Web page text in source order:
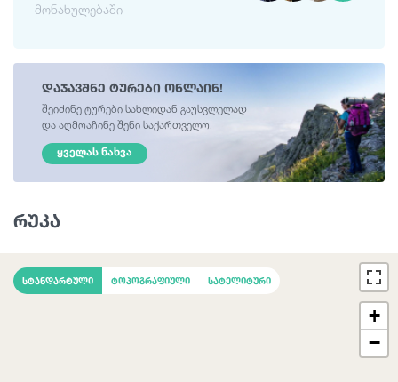
მონახულებაში
დაჯავშნე ტურები ონლაინ!
შეიძინე ტურები სახლიდან გაუსვლელად
და აღმოაჩინე შენი საქართველო!
ᲧᲕᲔᲚᲐᲡ ᲜᲐᲮᲕᲐ
რუკა
+
−
სტანდარტული ტოპოგრაფიული სატელიტური